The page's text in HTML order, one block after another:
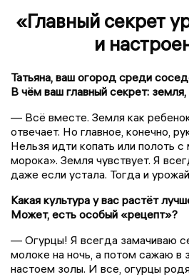
«Главный секрет
и
Татьяна, ваш огород среди
В чём ваш главный секрет:
— Всё вместе. Земля как
отвечает. Но главное, конечно,
Нельзя идти копать или полоть
морока». Земля чувствует. Я
даже если устала. Тогда и
Какая культура у вас растёт
Может, есть особый «рецепт»?
— Огурцы! Я всегда замачиваю
молоке на ночь, а потом сажаю в
настоем золы. И все, огурцы